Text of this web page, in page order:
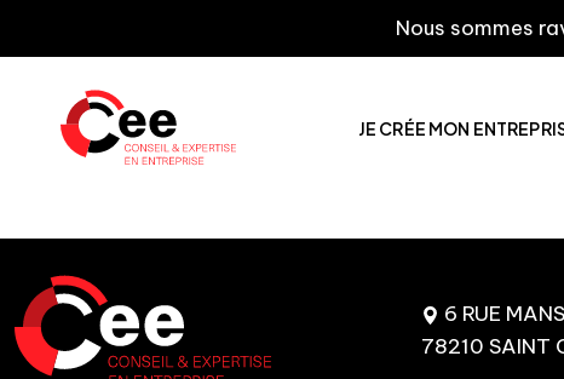
Nous sommes
JE CRÉE MON
6 RUE
78210 SAINT